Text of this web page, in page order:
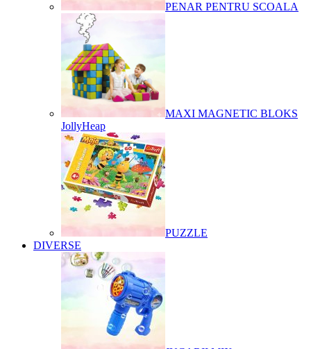
PENAR PENTRU SCOALA
MAXI MAGNETIC BLOKS
JollyHeap
PUZZLE
DIVERSE